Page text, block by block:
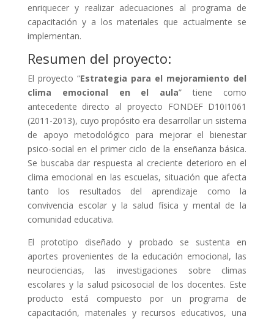
enriquecer y realizar adecuaciones al programa de
capacitación y a los materiales que actualmente se
implementan.
Resumen del proyecto:
El proyecto “Estrategia para el mejoramiento del
clima emocional en el aula” tiene como
antecedente directo al proyecto FONDEF D10I1061
(2011-2013), cuyo propósito era desarrollar un sistema
de apoyo metodológico para mejorar el bienestar
psico-social en el primer ciclo de la enseñanza básica.
Se buscaba dar respuesta al creciente deterioro en el
clima emocional en las escuelas, situación que afecta
tanto los resultados del aprendizaje como la
convivencia escolar y la salud física y mental de la
comunidad educativa.
El prototipo diseñado y probado se sustenta en
aportes provenientes de la educación emocional, las
neurociencias, las investigaciones sobre climas
escolares y la salud psicosocial de los docentes. Este
producto está compuesto por un programa de
capacitación, materiales y recursos educativos, una